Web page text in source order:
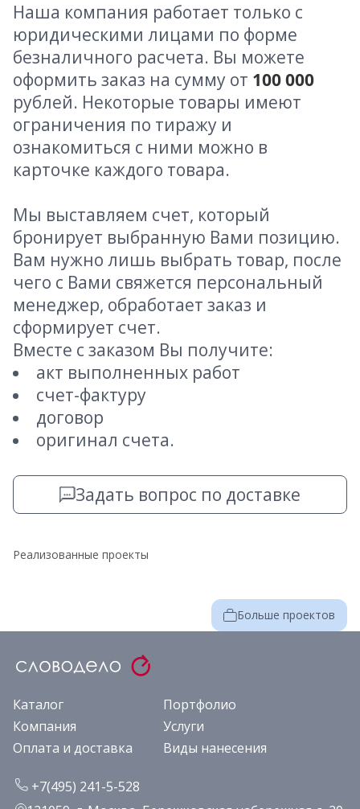
Наша компания работает только с
юридическими лицами по форме
безналичного расчета. Вы можете
оформить заказ на сумму от 100 000
рублей. Некоторые товары имеют
ограничения по тиражу и
ознакомиться с ними можно в
карточке каждого товара.
Мы выставляем счет, который
бронирует выбранную Вами позицию.
Вам нужно лишь выбрать товар, после
чего с Вами свяжется персональный
менеджер, обработает заказ и
сформирует счет.
Вместе с заказом Вы получите:
акт выполненных работ
счет-фактуру
договор
оригинал счета.
Задать вопрос по доставке
Реализованные проекты
Больше проектов
Каталог
Портфолио
Компания
Услуги
Оплата и доставка
Виды нанесения
+7(495) 241-5-528